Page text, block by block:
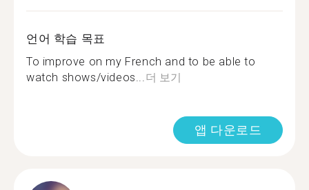
언어 학습 목표
To improve on my French and to be able to
watch shows/videos...더 보기
앱 다운로드